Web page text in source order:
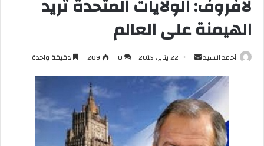
لافروف: الولايات المتحدة تريد
الهيمنة على العالم
أحمد السيد
أرسل
إلكترونيا
22 يناير، 2015 0
209 دقيقة واحدة